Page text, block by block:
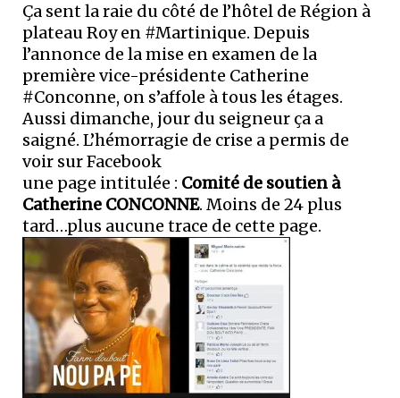
Ça sent la raie du côté de l’hôtel de Région à
plateau Roy en #Martinique. Depuis
l’annonce de la mise en examen de la
première vice-présidente Catherine
#Conconne, on s’affole à tous les étages.
Aussi dimanche, jour du seigneur ça a
saigné. L’hémorragie de crise a permis de
voir sur Facebook
une page intitulée : Comité de soutien à
Catherine CONCONNE. Moins de 24 plus
tard…plus aucune trace de cette page.